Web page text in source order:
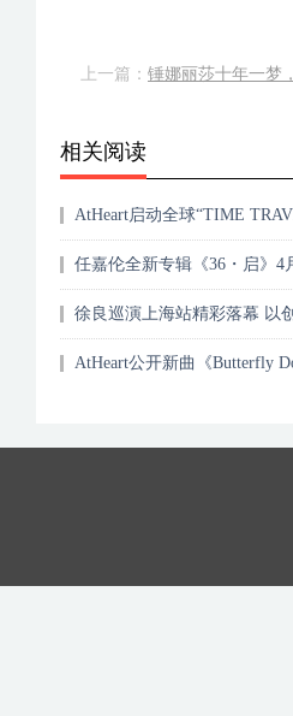
上一篇： 锤娜丽莎十年一梦
相关阅读
AtHeart启动全球“TIME
任嘉伦全新专辑《36・启》4
徐良巡演上海站精彩落幕 以
AtHeart公开新曲《Butterfly